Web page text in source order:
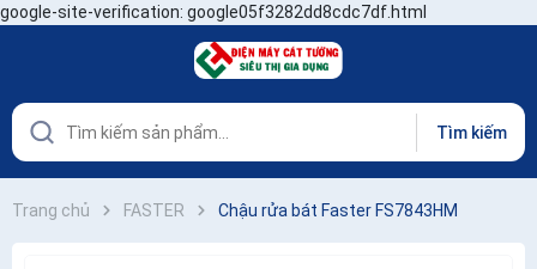
google-site-verification: google05f3282dd8cdc7df.html
Tìm kiếm
Trang chủ FASTER Chậu rửa bát Faster FS7843HM